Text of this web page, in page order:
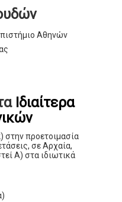
Αθηνών
Ιδιαίτερα
στην προετοιμασία
σε Αρχαία,
Α) στα ιδιωτικά